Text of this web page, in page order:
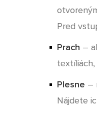
Pred
Prach –
textíliách,
Plesne –
Nájdete